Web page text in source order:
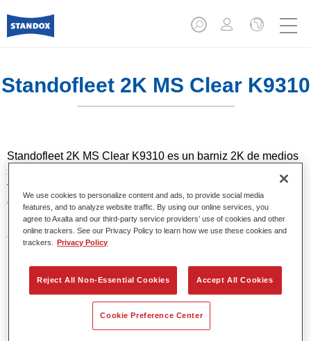
Standofleet 2K MS Clear K9310
Standofleet 2K MS Clear K9310 es un barniz 2K de medios
sólidos con una alta resistencia mecánica y química. Esta
versión de medios sólidos requiere dos manos para
garantizar un acabado de brillo intenso y duradero.
Características del producto
Gran resistencia química y mecánica.
We use cookies to personalize content and ads, to provide social media
features, and to analyze website traffic. By using our online services, you
agree to Axalta and our third-party service providers’ use of cookies and other
online trackers. See our Privacy Policy to learn how we use these cookies and
trackers.
Privacy Policy
Reject All Non-Essential Cookies Accept All Cookies
Cookie Preference Center